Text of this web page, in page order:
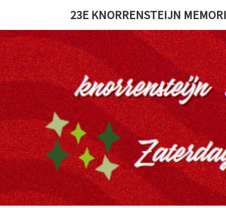
23E KNORRENSTEIJN